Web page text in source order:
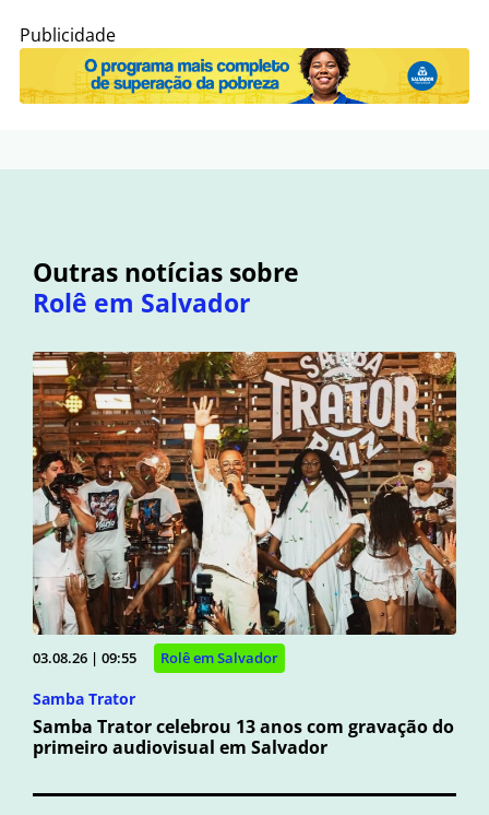
Publicidade
Outras notícias sobre
Rolê em Salvador
03.08.26 | 09:55 Rolê em Salvador
Samba Trator
Samba Trator celebrou 13 anos com gravação do
primeiro audiovisual em Salvador